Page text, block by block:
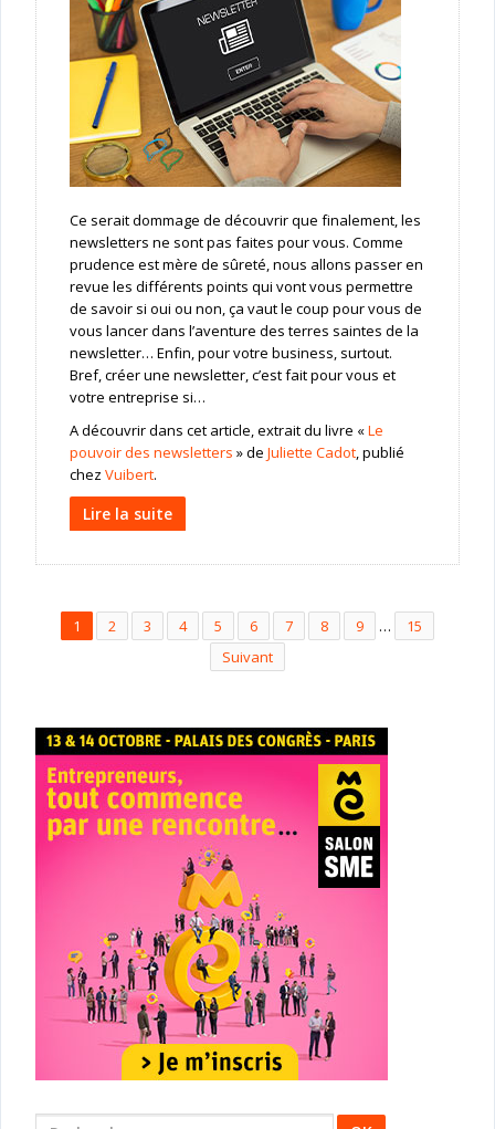
Ce serait dommage de découvrir que finalement, les
newsletters ne sont pas faites pour vous. Comme
prudence est mère de sûreté, nous allons passer en
revue les différents points qui vont vous permettre
de savoir si oui ou non, ça vaut le coup pour vous de
vous lancer dans l’aventure des terres saintes de la
newsletter… Enfin, pour votre business, surtout.
Bref, créer une newsletter, c’est fait pour vous et
votre entreprise si…
A découvrir dans cet article, extrait du livre «Le
pouvoir des newsletters » de Juliette Cadot, publié
chez Vuibert.
Lire la suite
1 2 3 4 5 6 7 8 9 …
15
Suivant
Rechercher